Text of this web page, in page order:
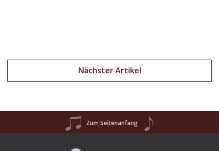
Nächster Artikel
Zum Seitenanfang